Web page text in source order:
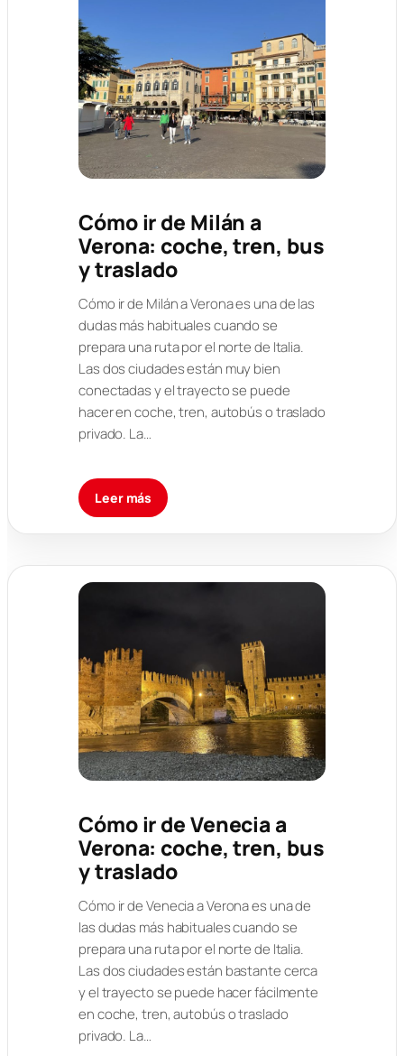
Cómo ir de Milán a
Verona: coche, tren, bus
y traslado
Cómo ir de Milán a Verona es una de las
dudas más habituales cuando se
prepara una ruta por el norte de Italia.
Las dos ciudades están muy bien
conectadas y el trayecto se puede
hacer en coche, tren, autobús o traslado
privado. La…
Leer más
Cómo ir de Venecia a
Verona: coche, tren, bus
y traslado
Cómo ir de Venecia a Verona es una de
las dudas más habituales cuando se
prepara una ruta por el norte de Italia.
Las dos ciudades están bastante cerca
y el trayecto se puede hacer fácilmente
en coche, tren, autobús o traslado
privado. La…